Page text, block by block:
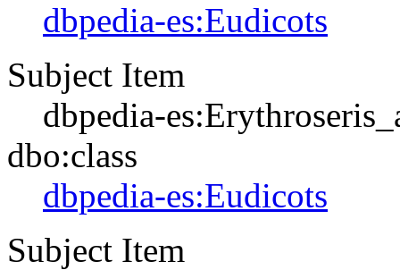
dbpedia-es:Eudicots
Subject Item
dbpedia-
dbo:class
dbpedia-es:Eudicots
Subject Item